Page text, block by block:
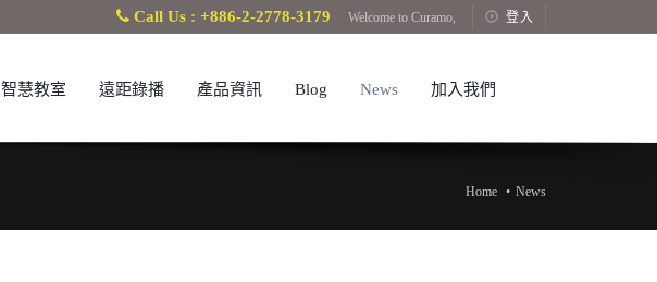
Call Us : +886-2-2778-3179 Welcome to Curamo, 登入
智慧教室 遠距錄播 產品資訊 Blog News 加入我們
Home News